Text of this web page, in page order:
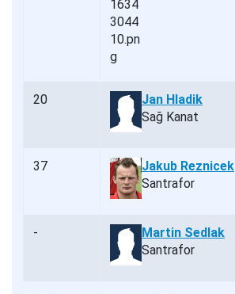
20
Jan Hladik
Sağ Kanat
37
Jakub Reznicek
Santrafor
-
Martin Sedlak
Santrafor